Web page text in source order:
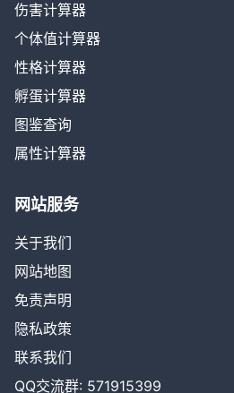
伤害计算器
个体值计算器
性格计算器
孵蛋计算器
图鉴查询
属性计算器
网站服务
关于我们
网站地图
免责声明
隐私政策
联系我们
QQ交流群: 571915399